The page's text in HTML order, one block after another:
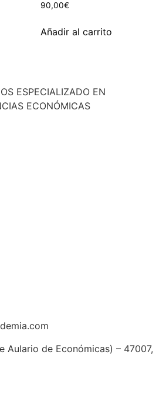
90,00€
Añadir al carrito
ESPECIALIZADO EN
ECONÓMICAS
Aulario de Económicas) – 47007,